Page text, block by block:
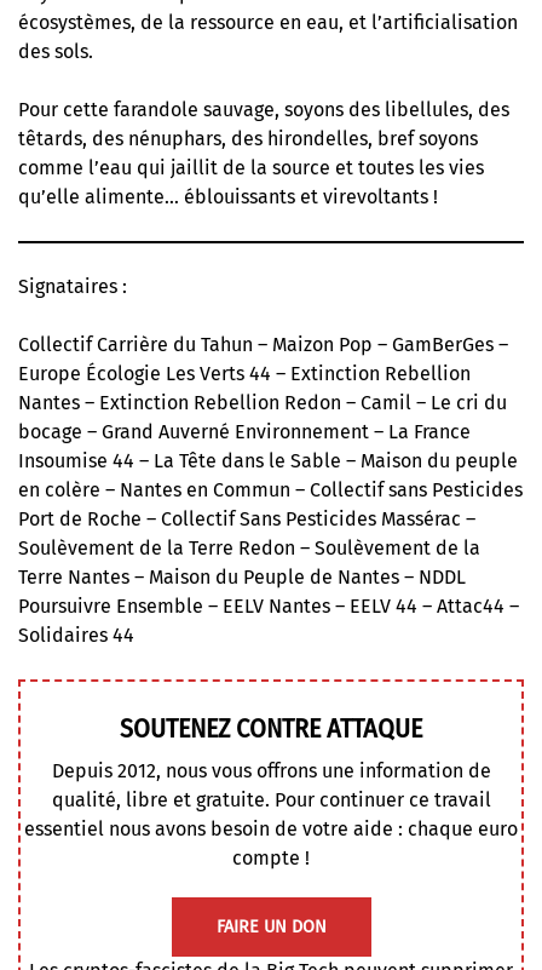
écosystèmes, de la ressource en eau, et l’artificialisation
des sols.
Pour cette farandole sauvage, soyons des libellules, des
têtards, des nénuphars, des hirondelles, bref soyons
comme l’eau qui jaillit de la source et toutes les vies
qu’elle alimente… éblouissants et virevoltants !
Signataires :
Collectif Carrière du Tahun – Maizon Pop – GamBerGes –
Europe Écologie Les Verts 44 – Extinction Rebellion
Nantes – Extinction Rebellion Redon – Camil – Le cri du
bocage – Grand Auverné Environnement – La France
Insoumise 44 – La Tête dans le Sable – Maison du peuple
en colère – Nantes en Commun – Collectif sans Pesticides
Port de Roche – Collectif Sans Pesticides Massérac –
Soulèvement de la Terre Redon – Soulèvement de la
Terre Nantes – Maison du Peuple de Nantes – NDDL
Poursuivre Ensemble – EELV Nantes – EELV 44 – Attac44 –
Solidaires 44
SOUTENEZ CONTRE ATTAQUE
Depuis 2012, nous vous offrons une information de
qualité, libre et gratuite. Pour continuer ce travail
essentiel nous avons besoin de votre aide : chaque euro
compte !
FAIRE UN DON